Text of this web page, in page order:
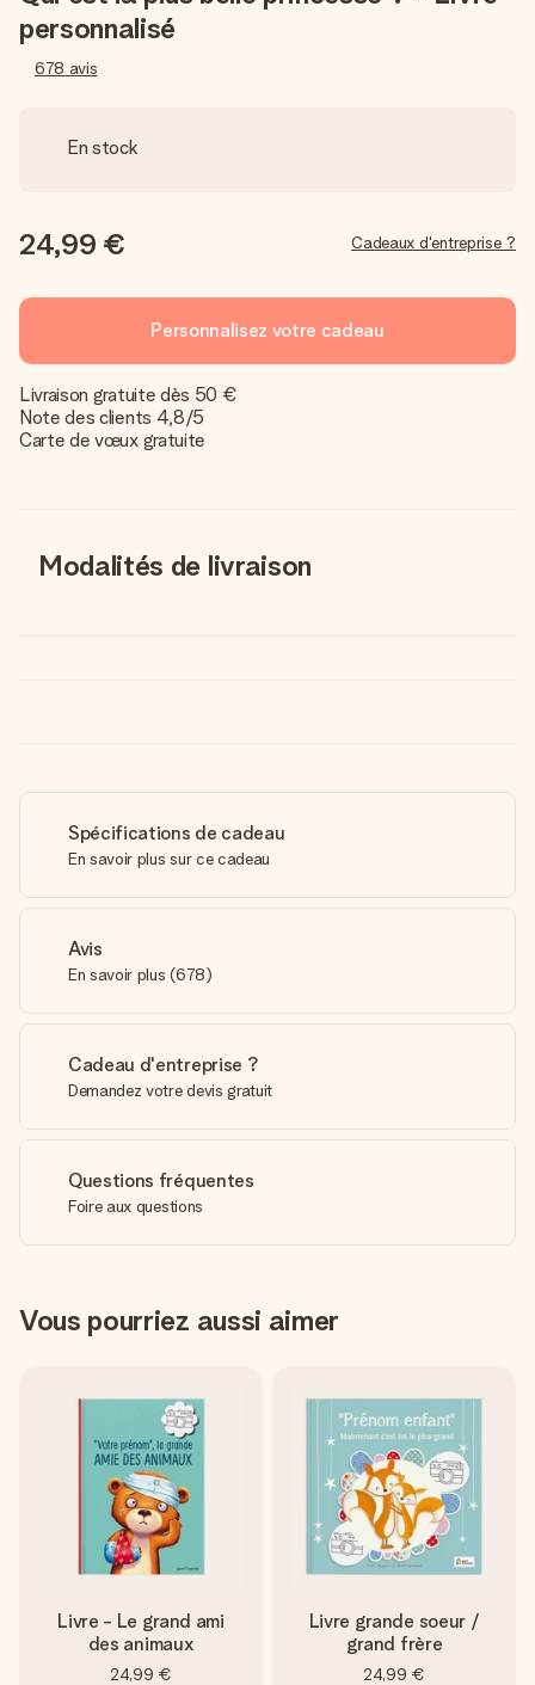
personnalisé
678 avis
En stock
24,99 € Cadeaux d'entreprise ?
Personnalisez votre cadeau
Livraison gratuite dès 50 €
Note des clients 4,8/5
Carte de vœux gratuite
Modalités de livraison
Spécifications de cadeau
En savoir plus sur ce cadeau
Avis
En savoir plus (678)
Cadeau d'entreprise ?
Demandez votre devis gratuit
Questions fréquentes
Foire aux questions
Vous pourriez aussi aimer
Livre - Le grand ami
des animaux
24,99 €
Livre grande soeur /
grand frère
24,99 €